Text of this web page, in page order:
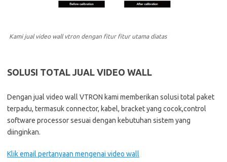
Kami jual video wall vtron dengan fitur fitur utama diatas
SOLUSI TOTAL JUAL VIDEO WALL
Dengan jual video wall VTRON kami memberikan solusi total paket
terpadu, termasuk connector, kabel, bracket yang cocok,control
software processor sesuai dengan kebutuhan sistem yang
diinginkan.
Klik email pertanyaan mengenai video wall